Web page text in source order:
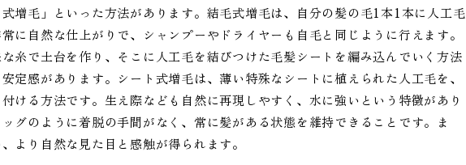
式増毛」といった方法があります。結毛式増毛は、自分の髪の毛1本1本に人工毛
に自然な仕上がりで、シャンプーやドライヤーも自毛と同じように行えます。
糸で土台を作り、そこに人工毛を結びつけた毛髪シートを編み込んでいく方法
定感があります。シート式増毛は、薄い特殊なシートに植えられた人工毛を、
ける方法です。生え際なども自然に再現しやすく、水に強いという特徴があり
グのように着脱の手間がなく、常に髪がある状態を維持できることです。ま
より自然な見た目と感触が得られます。